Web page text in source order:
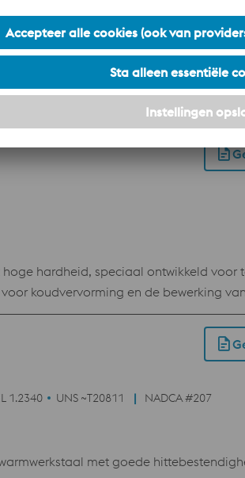
van W360 ISOBLOC. Met zijn
een hardheid van 57 HRC halen met
Toepassingen: 3D geprinte
door middel van laser cladding.
hoge hardheid, speciaal ontwikkeld
koudvervorming en de bewerking
1.2340 UNS ~T20811 NADCA #207
met goede